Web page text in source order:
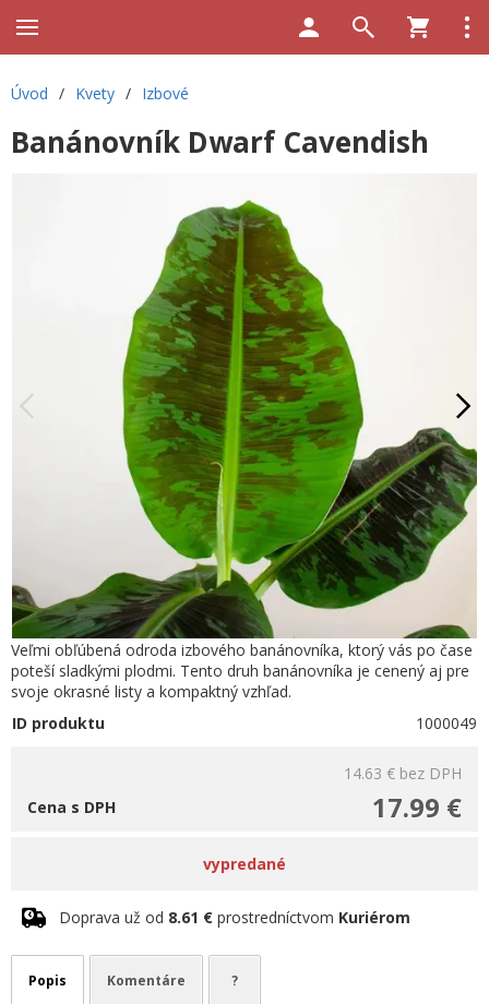
Úvod / Kvety / Izbové
Banánovník Dwarf Cavendish
Veľmi obľúbená odroda izbového banánovníka, ktorý vás po čase
poteší sladkými plodmi. Tento druh banánovníka je cenený aj pre
svoje okrasné listy a kompaktný vzhľad.
ID produktu
1000049
14.63 € bez DPH
17.99 €
Cena s DPH
vypredané
Doprava už od 8.61 € prostredníctvom Kuriérom
Popis Komentáre ?